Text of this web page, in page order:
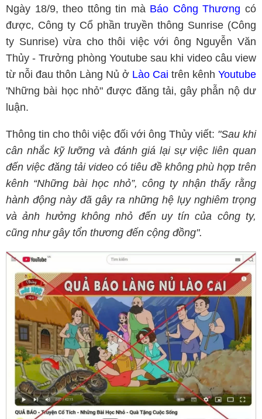
Ngày 18/9, theo ttông tin mà Báo Công Thương có
được, Công ty Cổ phần truyền thông Sunrise (Công
ty Sunrise) vừa cho thôi việc với ông Nguyễn Văn
Thủy - Trưởng phòng Youtube sau khi video câu view
từ nỗi đau thôn Làng Nủ ở Lào Cai trên kênh Youtube
'Những bài học nhỏ" được đăng tải, gây phẫn nộ dư
luận.
Thông tin cho thôi việc đối với ông Thủy viết: "Sau khi
cân nhắc kỹ lưỡng và đánh giá lại sự việc liên quan
đến việc đăng tải video có tiêu đề không phù hợp trên
kênh “Những bài học nhỏ”, công ty nhận thấy rằng
hành động này đã gây ra những hệ lụy nghiêm trọng
và ảnh hưởng không nhỏ đến uy tín của công ty,
cũng như gây tổn thương đến cộng đồng".